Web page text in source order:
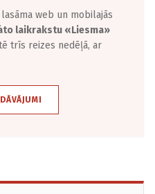
web un mobilajās
laikrakstu «Liesma»
trīs reizes nedēļā, ar